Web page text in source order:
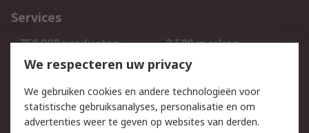
Services
750.000 producten
2.500 merken
Bestellen
Inkoopoplossingen
Track & Trace
We respecteren uw privacy
We gebruiken cookies en andere technologieën voor
statistische gebruiksanalyses, personalisatie en om
advertenties weer te geven op websites van derden.